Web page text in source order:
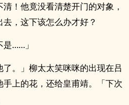
！他竟没看清楚开门的对象，
，这下该怎么办才好？
是……」
了。」柳太太笑咪咪的出现在吕
上的花，还给皇甫靖。「下次